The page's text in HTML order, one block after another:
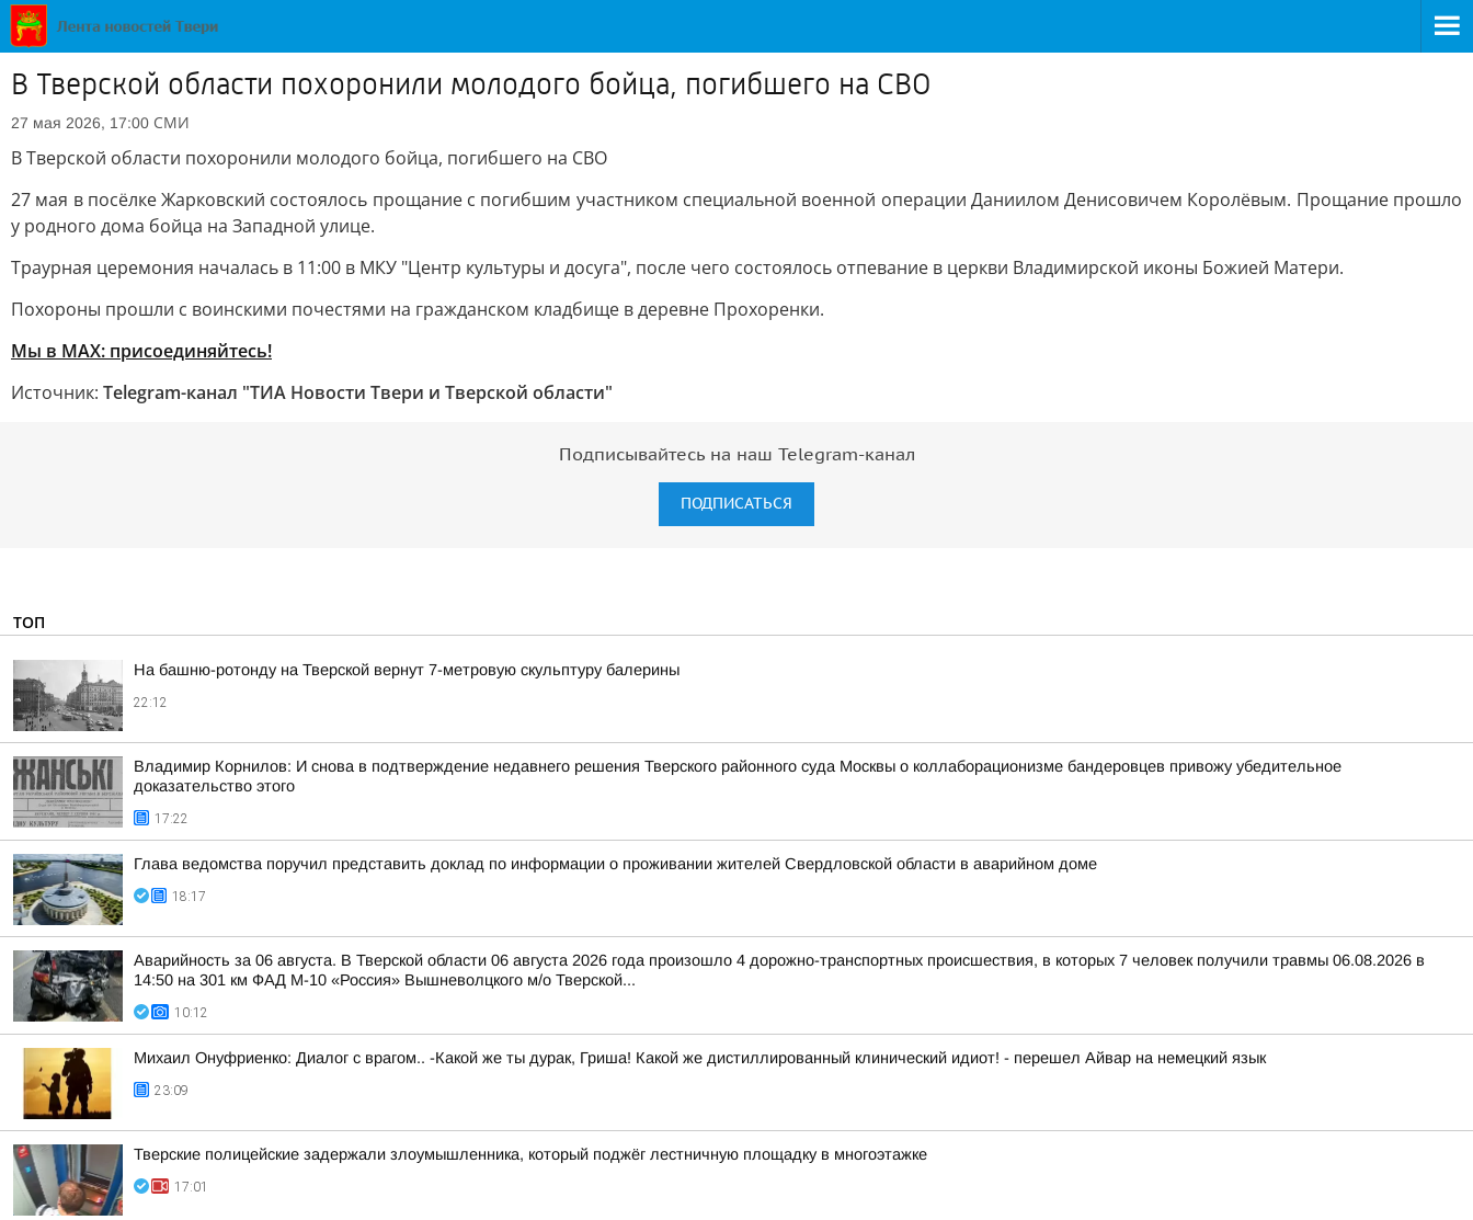
В Тверской области похоронили молодого бойца, погибшего на СВО
27 мая 2026, 17:00 СМИ
В Тверской области похоронили молодого бойца, погибшего на СВО
27 мая в посёлке Жарковский состоялось прощание с погибшим участником специальной военной операции Даниилом Денисовичем Королёвым. Прощание прошло
у родного дома бойца на Западной улице.
Траурная церемония началась в 11:00 в МКУ "Центр культуры и досуга", после чего состоялось отпевание в церкви Владимирской иконы Божией Матери.
Похороны прошли с воинскими почестями на гражданском кладбище в деревне Прохоренки.
Мы в MAX: присоединяйтесь!
Источник: Telegram-канал "ТИА Новости Твери и Тверской области"
Подписывайтесь на наш Telegram-канал
ПОДПИСАТЬСЯ
ТОП
На башню-ротонду на Тверской вернут 7-метровую скульптуру балерины
22:12
Владимир Корнилов: И снова в подтверждение недавнего решения Тверского районного суда Москвы о коллаборационизме бандеровцев привожу убедительное
доказательство этого
17:22
Глава ведомства поручил представить доклад по информации о проживании жителей Свердловской области в аварийном доме
18:17
Аварийность за 06 августа. В Тверской области 06 августа 2026 года произошло 4 дорожно-транспортных происшествия, в которых 7 человек получили травмы 06.08.2026 в
14:50 на 301 км ФАД М-10 «Россия» Вышневолцкого м/о Тверской...
10:12
Михаил Онуфриенко: Диалог с врагом.. -Какой же ты дурак, Гриша! Какой же дистиллированный клинический идиот! - перешел Айвар на немецкий язык
23:09
Тверские полицейские задержали злоумышленника, который поджёг лестничную площадку в многоэтажке
17:01